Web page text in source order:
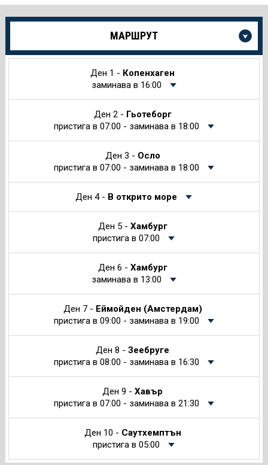
Още
за
МАРШРУТ
Ден 1 - Копенхаген
заминава в 16:00
Ден 2 - Гьотеборг
пристига в 07:00 - заминава в 18:00
Ден 3 - Осло
пристига в 07:00 - заминава в 18:00
Ден 4 - В открито море
Ден 5 - Хамбург
пристига в 07:00
Ден 6 - Хамбург
заминава в 13:00
Ден 7 - Еймойден (Амстердам)
пристига в 09:00 - заминава в 19:00
Ден 8 -Зеебруге
пристига в 08:00 - заминава в 16:30
Ден 9 -Хавър
пристига в 07:00 - заминава в 21:30
Ден 10 - Саутхемптън
пристига в 05:00